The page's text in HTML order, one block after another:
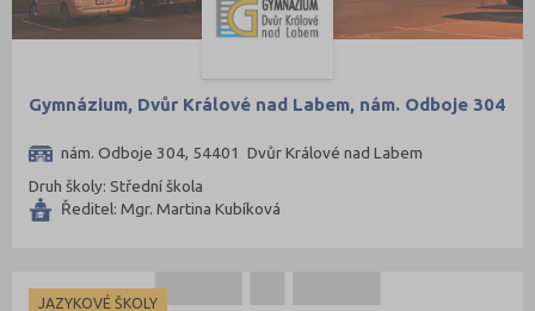
Sokolov (52)
Svitavy (105)
Tachov (41)
Gymnázium, Dvůr Králové nad Labem, nám. Odboje 304
nám. Odboje 304, 54401 Dvůr Králové nad Labem
Druh školy: Střední škola
Ředitel: Mgr. Martina Kubíková
JAZYKOVÉ ŠKOLY